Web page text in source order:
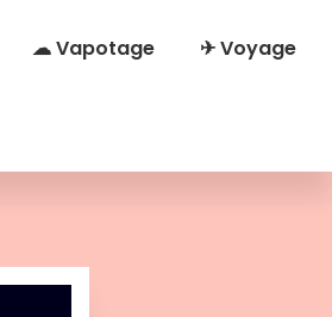
☁ Vapotage ✈ Voyage